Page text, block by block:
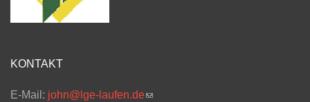
KONTAKT
E-Mail: john@lge-laufen.de(link sends e-mail)